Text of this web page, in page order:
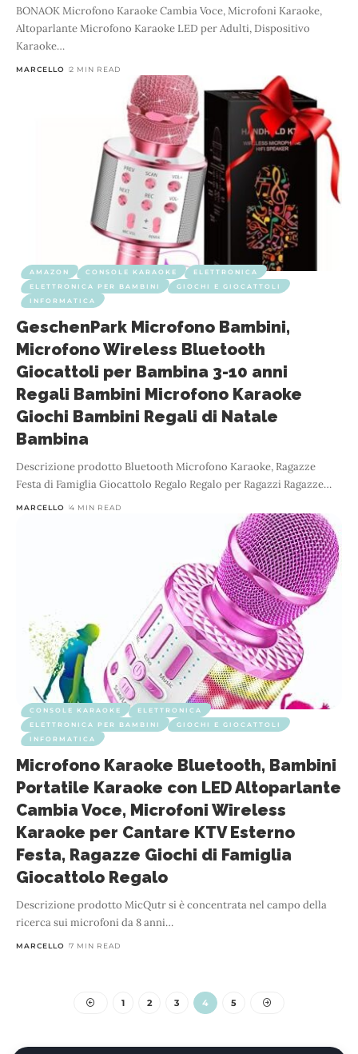
BONAOK Microfono Karaoke Cambia Voce, Microfoni Karaoke,
Altoparlante Microfono Karaoke LED per Adulti, Dispositivo
Karaoke…
MARCELLO 2 MIN READ
AMAZON CONSOLE KARAOKE
ELETTRONICA
ELETTRONICA PER BAMBINI
GIOCHI E GIOCATTOLI
INFORMATICA
GeschenPark Microfono Bambini,
Microfono Wireless Bluetooth
Giocattoli per Bambina 3-10 anni
Regali Bambini Microfono Karaoke
Giochi Bambini Regali di Natale
Bambina
Descrizione prodotto Bluetooth Microfono Karaoke, Ragazze
Festa di Famiglia Giocattolo Regalo Regalo per Ragazzi Ragazze…
MARCELLO 4 MIN READ
CONSOLE KARAOKE
ELETTRONICA
ELETTRONICA PER BAMBINI
GIOCHI E GIOCATTOLI
INFORMATICA
Microfono Karaoke Bluetooth, Bambini
Portatile Karaoke con LED Altoparlante
Cambia Voce, Microfoni Wireless
Karaoke per Cantare KTV Esterno
Festa, Ragazze Giochi di Famiglia
Giocattolo Regalo
Descrizione prodotto MicQutr si è concentrata nel campo della
ricerca sui microfoni da 8 anni…
MARCELLO 7 MIN READ
1 2 3 4 5